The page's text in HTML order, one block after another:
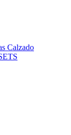
Calzado